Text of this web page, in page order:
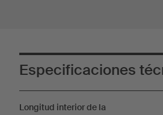
Especificaciones
Longitud interior de la